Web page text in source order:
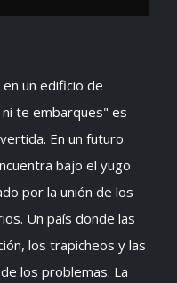
un edificio de
te embarques" es
En un futuro
bajo el yugo
por la unión de los
Un país donde las
los trapicheos y las
los problemas. La